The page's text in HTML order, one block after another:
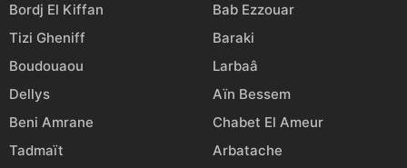
Bordj El Kiffan
Bab Ezzouar
Tizi Gheniff
Baraki
Boudouaou
Larbaâ
Dellys
Aïn Bessem
Beni Amrane
Chabet El Ameur
Tadmaït
Arbatache